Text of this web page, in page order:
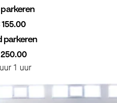
parkeren
parkeren
1 uur